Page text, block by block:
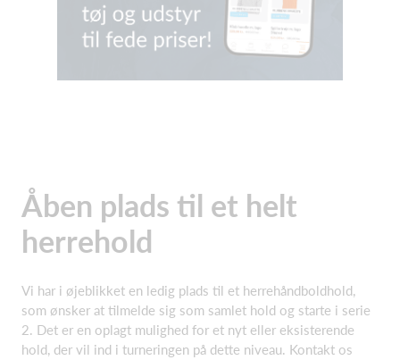
Åben plads til et helt
herrehold
Vi har i øjeblikket en ledig plads til et herrehåndboldhold,
som ønsker at tilmelde sig som samlet hold og starte i serie
2. Det er en oplagt mulighed for et nyt eller eksisterende
hold, der vil ind i turneringen på dette niveau. Kontakt os